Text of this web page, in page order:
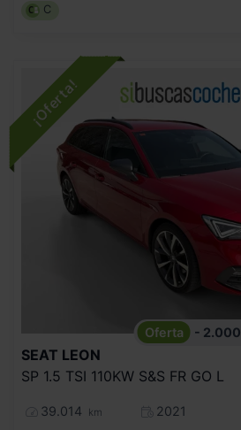
C
- 2.000
SEAT LEON
SP 1.5 TSI 110KW S&S FR GO L
39.014 km
2021